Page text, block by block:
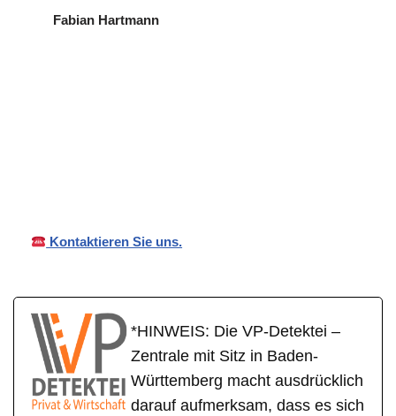
Fabian Hartmann
Kontaktieren Sie uns.
*HINWEIS: Die VP-Detektei –
Zentrale mit Sitz in Baden-
Württemberg macht ausdrücklich
darauf aufmerksam, dass es sich